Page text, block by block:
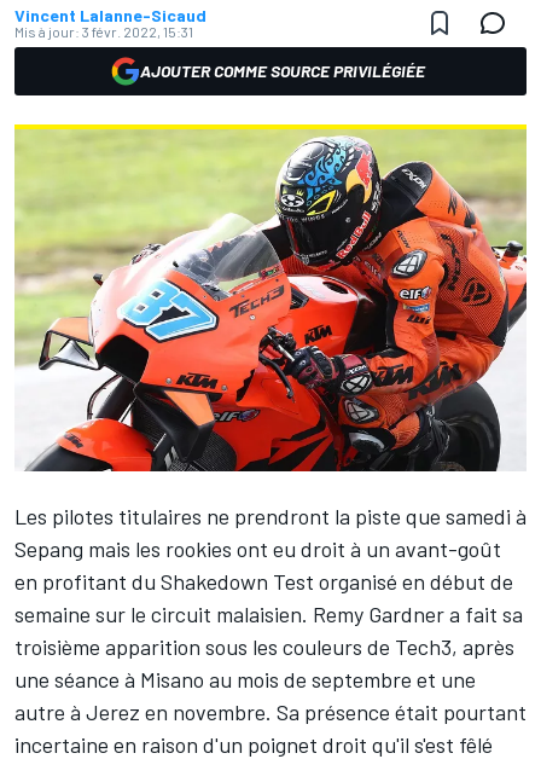
Vincent Lalanne-Sicaud
Mis à jour: 3 févr. 2022, 15:31
AJOUTER COMME SOURCE PRIVILÉGIÉE
Les pilotes titulaires ne prendront la piste que samedi à
Sepang mais les rookies ont eu droit à un avant-goût
en profitant du Shakedown Test organisé en début de
semaine sur le circuit malaisien. Remy Gardnera fait sa
troisième apparition sous les couleurs de Tech3, après
une séance à Misano au mois de septembre et une
autre à Jerez en novembre. Sa présence était pourtant
incertaine en raison d'un poignet droit qu'il s'est fêlé